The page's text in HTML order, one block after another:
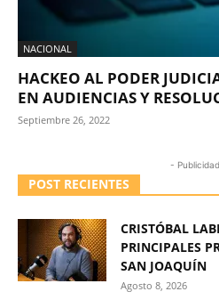
NACIONAL
HACKEO AL PODER
EN AUDIENCIAS Y
Septiembre 26, 2022
-
POST RECIENTES
CRISTÓBAL
PRINCIPALES
SAN JOAQUÍN
Agosto 8, 2026